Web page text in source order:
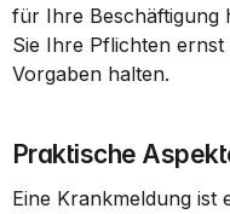
für Ihre Beschäftigung
Sie Ihre Pflichten
Vorgaben halten.
Praktische
Eine Krankmeldung